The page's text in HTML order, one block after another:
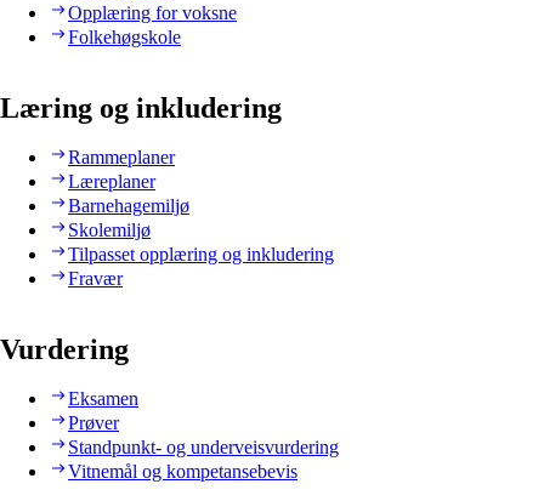
Opplæring for voksne
Folkehøgskole
Læring og inkludering
Rammeplaner
Læreplaner
Barnehagemiljø
Skolemiljø
Tilpasset opplæring og inkludering
Fravær
Vurdering
Eksamen
Prøver
Standpunkt- og underveisvurdering
Vitnemål og kompetansebevis